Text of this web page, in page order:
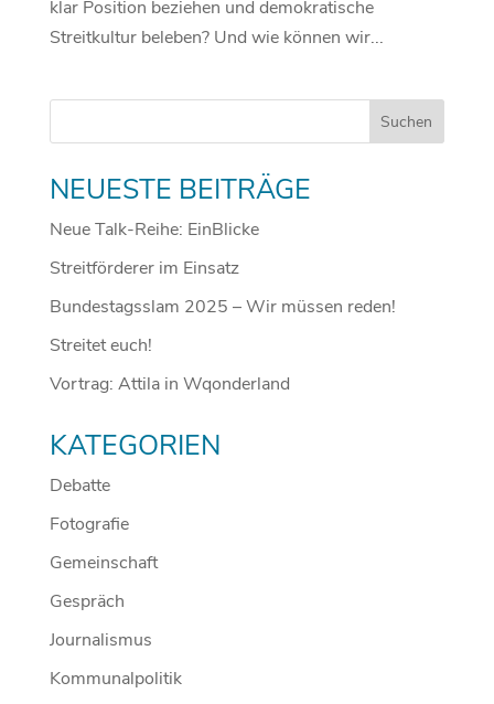
klar Position beziehen und demokratische
Streitkultur beleben? Und wie können wir...
NEUESTE BEITRÄGE
Neue Talk-Reihe: EinBlicke
Streitförderer im Einsatz
Bundestagsslam 2025 – Wir müssen reden!
Streitet euch!
Vortrag: Attila in Wqonderland
KATEGORIEN
Debatte
Fotografie
Gemeinschaft
Gespräch
Journalismus
Kommunalpolitik